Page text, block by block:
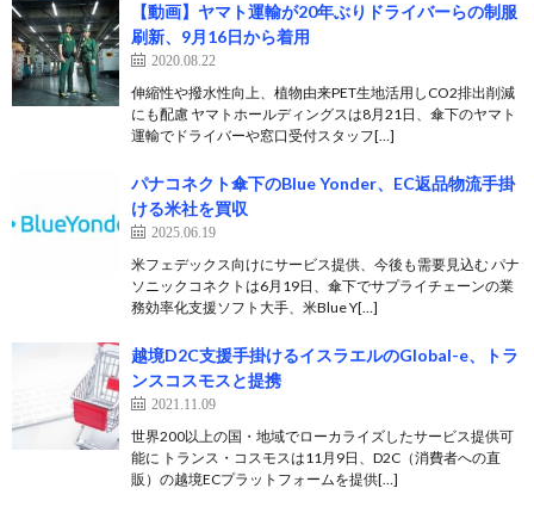
【動画】ヤマト運輸が20年ぶりドライバーらの制服
刷新、9月16日から着用
2020.08.22
伸縮性や撥水性向上、植物由来PET生地活用しCO2排出削減
にも配慮 ヤマトホールディングスは8月21日、傘下のヤマト
運輸でドライバーや窓口受付スタッフ[…]
パナコネクト傘下のBlue Yonder、EC返品物流手掛
ける米社を買収
2025.06.19
米フェデックス向けにサービス提供、今後も需要見込む パナ
ソニックコネクトは6月19日、傘下でサプライチェーンの業
務効率化支援ソフト大手、米Blue Y[…]
越境D2C支援手掛けるイスラエルのGlobal-e、トラ
ンスコスモスと提携
2021.11.09
世界200以上の国・地域でローカライズしたサービス提供可
能に トランス・コスモスは11月9日、D2C（消費者への直
販）の越境ECプラットフォームを提供[…]